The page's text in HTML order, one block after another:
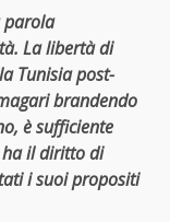
parola
La libertà di
Tunisia post-
brandendo
è sufficiente
ha il diritto di
i suoi propositi